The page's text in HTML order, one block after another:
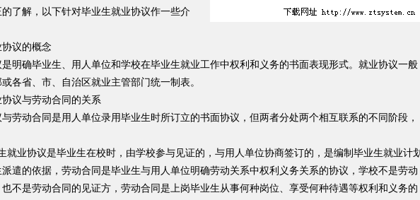
了解，以下针对毕业生就业协议作一些介
议的概念
确毕业生、用人单位和学校在毕业生就业工作中权利和义务的书面表现形式。就业协议一般
各省、市、自治区就业主管部门统一制表。
与劳动合同的关系
动合同是用人单位录用毕业生时所订立的书面协议，但两者分处两个相互联系的不同阶段，
业协议是毕业生在校时，由学校参与见证的，与用人单位协商签订的，是编制毕业生就业计
遣的依据，劳动合同是毕业生与用人单位明确劳动关系中权利义务关系的协议，学校不是劳动
不是劳动合同的见证方，劳动合同是上岗毕业生从事何种岗位、享受何种待遇等权利和义务的